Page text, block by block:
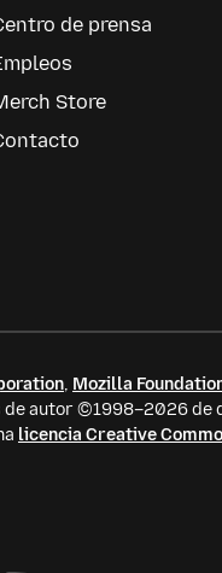
de prensa
Store
, Mozilla
autor ©1998–2026 de
licencia Creative